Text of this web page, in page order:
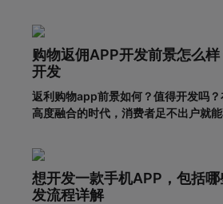
望从中获得更多的发展机会。当然，并
用就能达到目的。前提一定是保证APP
验。这样，在
购物返佣APP开发前景怎么
开发
返利购物app前景如何？值得开发吗
高度融合的时代，消费者足不出户就
用户，许多企业和商家开始致力于返
利购物app有什么优势？一、在网络上
弊?对于消费者的
想开发一款手机APP，包括
发流程详解